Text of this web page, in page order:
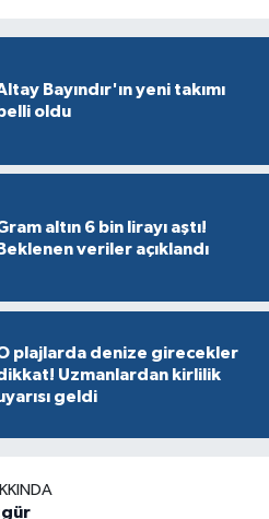
Bayındır'ın yeni takımı
belli oldu
altın 6 bin lirayı aştı!
Beklenen veriler açıklandı
plajlarda denize girecekler
Uzmanlardan kirlilik
geldi